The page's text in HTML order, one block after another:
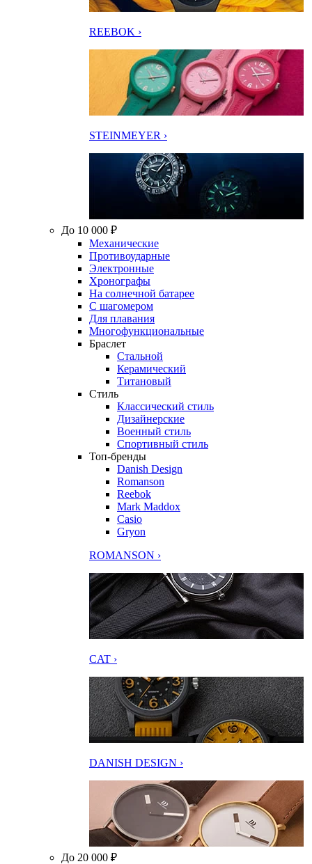
REEBOK ›
STEINMEYER ›
До 10 000 ₽
Механические
Противоударные
Электронные
Хронографы
На солнечной батарее
С шагомером
Для плавания
Многофункциональные
Браслет
Стальной
Керамический
Титановый
Стиль
Классический стиль
Дизайнерские
Военный стиль
Спортивный стиль
Топ-бренды
Danish Design
Romanson
Reebok
Mark Maddox
Casio
Gryon
ROMANSON ›
CAT ›
DANISH DESIGN ›
До 20 000 ₽